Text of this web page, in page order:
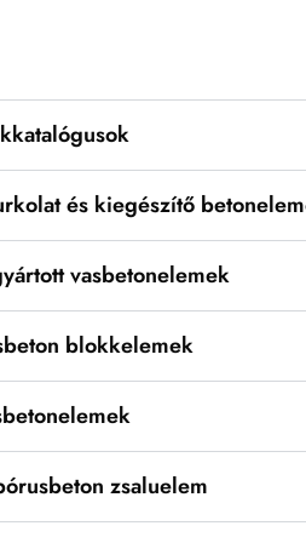
és kiegészítő
vasbetonelemek
blokkelemek
zsaluelem